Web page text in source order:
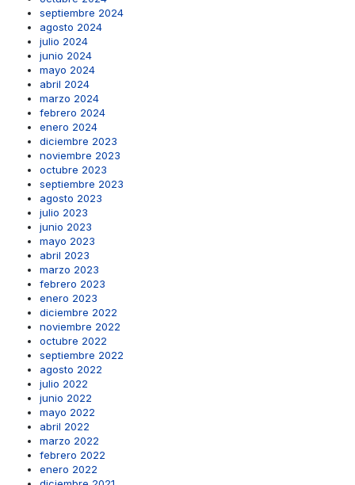
septiembre 2024
agosto 2024
julio 2024
junio 2024
mayo 2024
abril 2024
marzo 2024
febrero 2024
enero 2024
diciembre 2023
noviembre 2023
octubre 2023
septiembre 2023
agosto 2023
julio 2023
junio 2023
mayo 2023
abril 2023
marzo 2023
febrero 2023
enero 2023
diciembre 2022
noviembre 2022
octubre 2022
septiembre 2022
agosto 2022
julio 2022
junio 2022
mayo 2022
abril 2022
marzo 2022
febrero 2022
enero 2022